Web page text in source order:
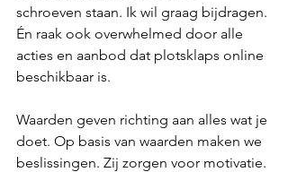
schroeven staan. Ik wil graag bijdragen.
Én raak ook overwhelmed door alle
acties en aanbod dat plotsklaps online
beschikbaar is.
Waarden geven richting aan alles wat je
doet. Op basis van waarden maken we
beslissingen. Zij zorgen voor motivatie.